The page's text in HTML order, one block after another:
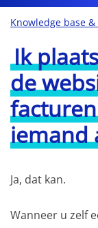
Knowledge base
Ik
de
iemand
Ja, dat kan.
Wanneer u zelf